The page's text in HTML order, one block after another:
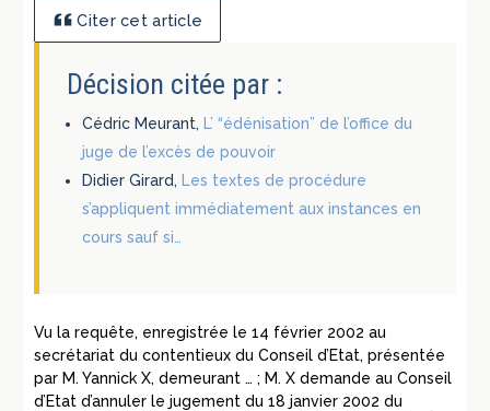
Citer cet article
Décision citée par :
Cédric Meurant, L’ “édénisation” de l’office du
juge de l’excès de pouvoir
Didier Girard, Les textes de procédure
s’appliquent immédiatement aux instances en
cours sauf si…
Vu la requête, enregistrée le 14 février 2002 au
secrétariat du contentieux du Conseil d’Etat, présentée
par M. Yannick X, demeurant … ; M. X demande au Conseil
d’Etat d’annuler le jugement du 18 janvier 2002 du